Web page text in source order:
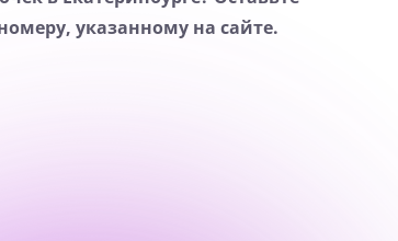
указанному на сайте.